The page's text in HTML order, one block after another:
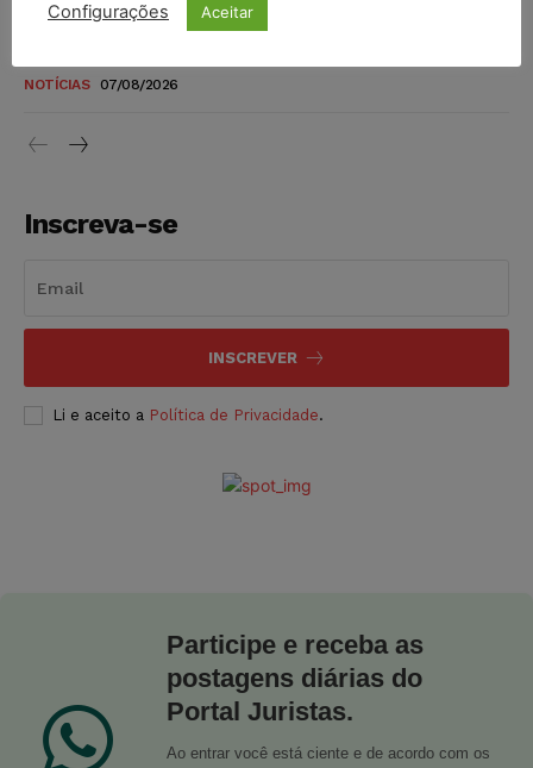
Justiça do Trabalho mantém justa causa de empregado que
NOTÍCIAS 07/08/2026
Inscreva-se
INSCREVER
Li e aceito a Política de Privacidade.
Participe e receba as
postagens diárias do
Portal Juristas.
Ao entrar você está ciente e de acordo com os
Configurações Aceitar